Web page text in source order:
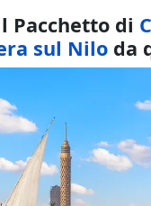
Pacchetto di
sul Nilo da